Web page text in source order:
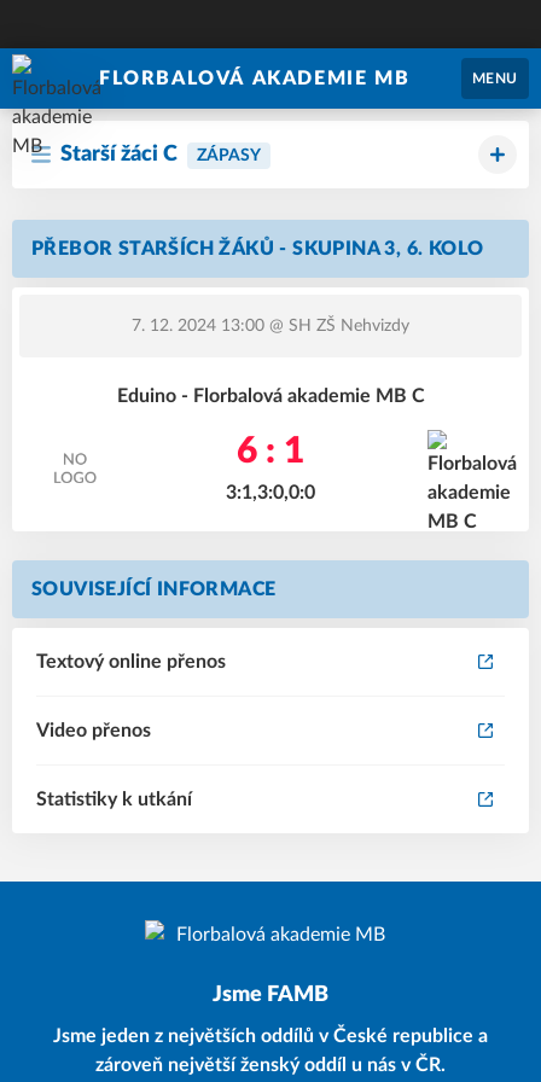
FLORBALOVÁ AKADEMIE MB MENU
Starší žáci C ZÁPASY
PŘEBOR STARŠÍCH ŽÁKŮ - SKUPINA 3, 6. KOLO
7. 12. 2024 13:00 @ SH ZŠ Nehvizdy
Eduino - Florbalová akademie MB C
6 : 1
3:1,3:0,0:0
SOUVISEJÍCÍ INFORMACE
Textový online přenos
Video přenos
Statistiky k utkání
Jsme FAMB
Jsme jeden z největších oddílů v České republice a
zároveň největší ženský oddíl u nás v ČR.